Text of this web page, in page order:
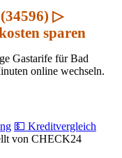
▷
sparen
Gastarife für Bad
online wechseln.
💵 Kreditvergleich
von CHECK24